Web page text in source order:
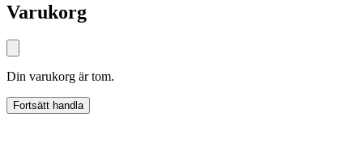
Varukorg
Din varukorg är tom.
Fortsätt handla